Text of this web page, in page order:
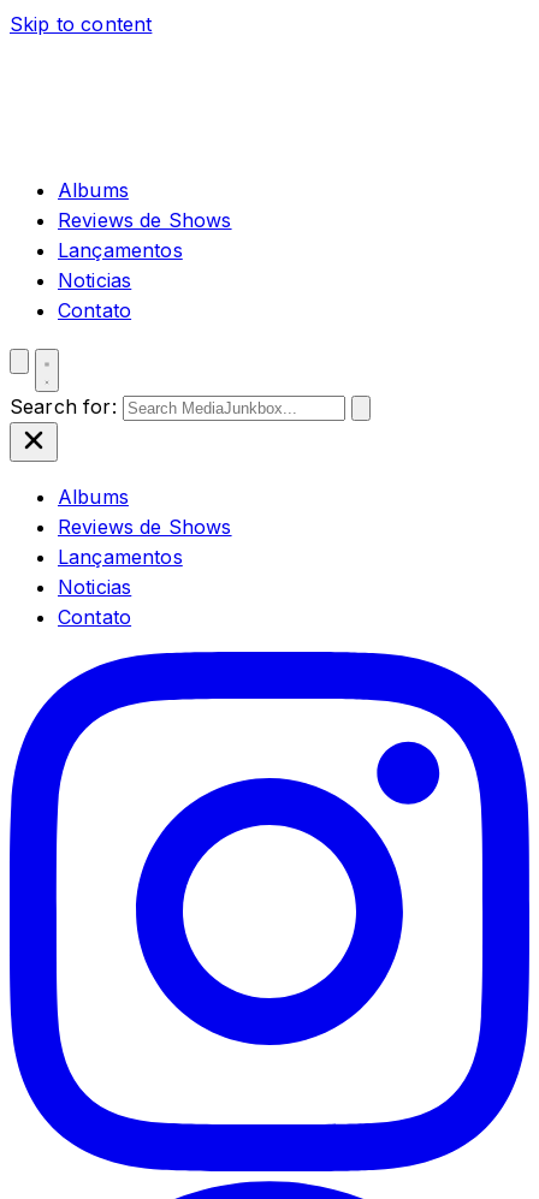
Skip to content
Albums
Reviews de Shows
Lançamentos
Noticias
Contato
Search for:
Albums
Reviews de Shows
Lançamentos
Noticias
Contato